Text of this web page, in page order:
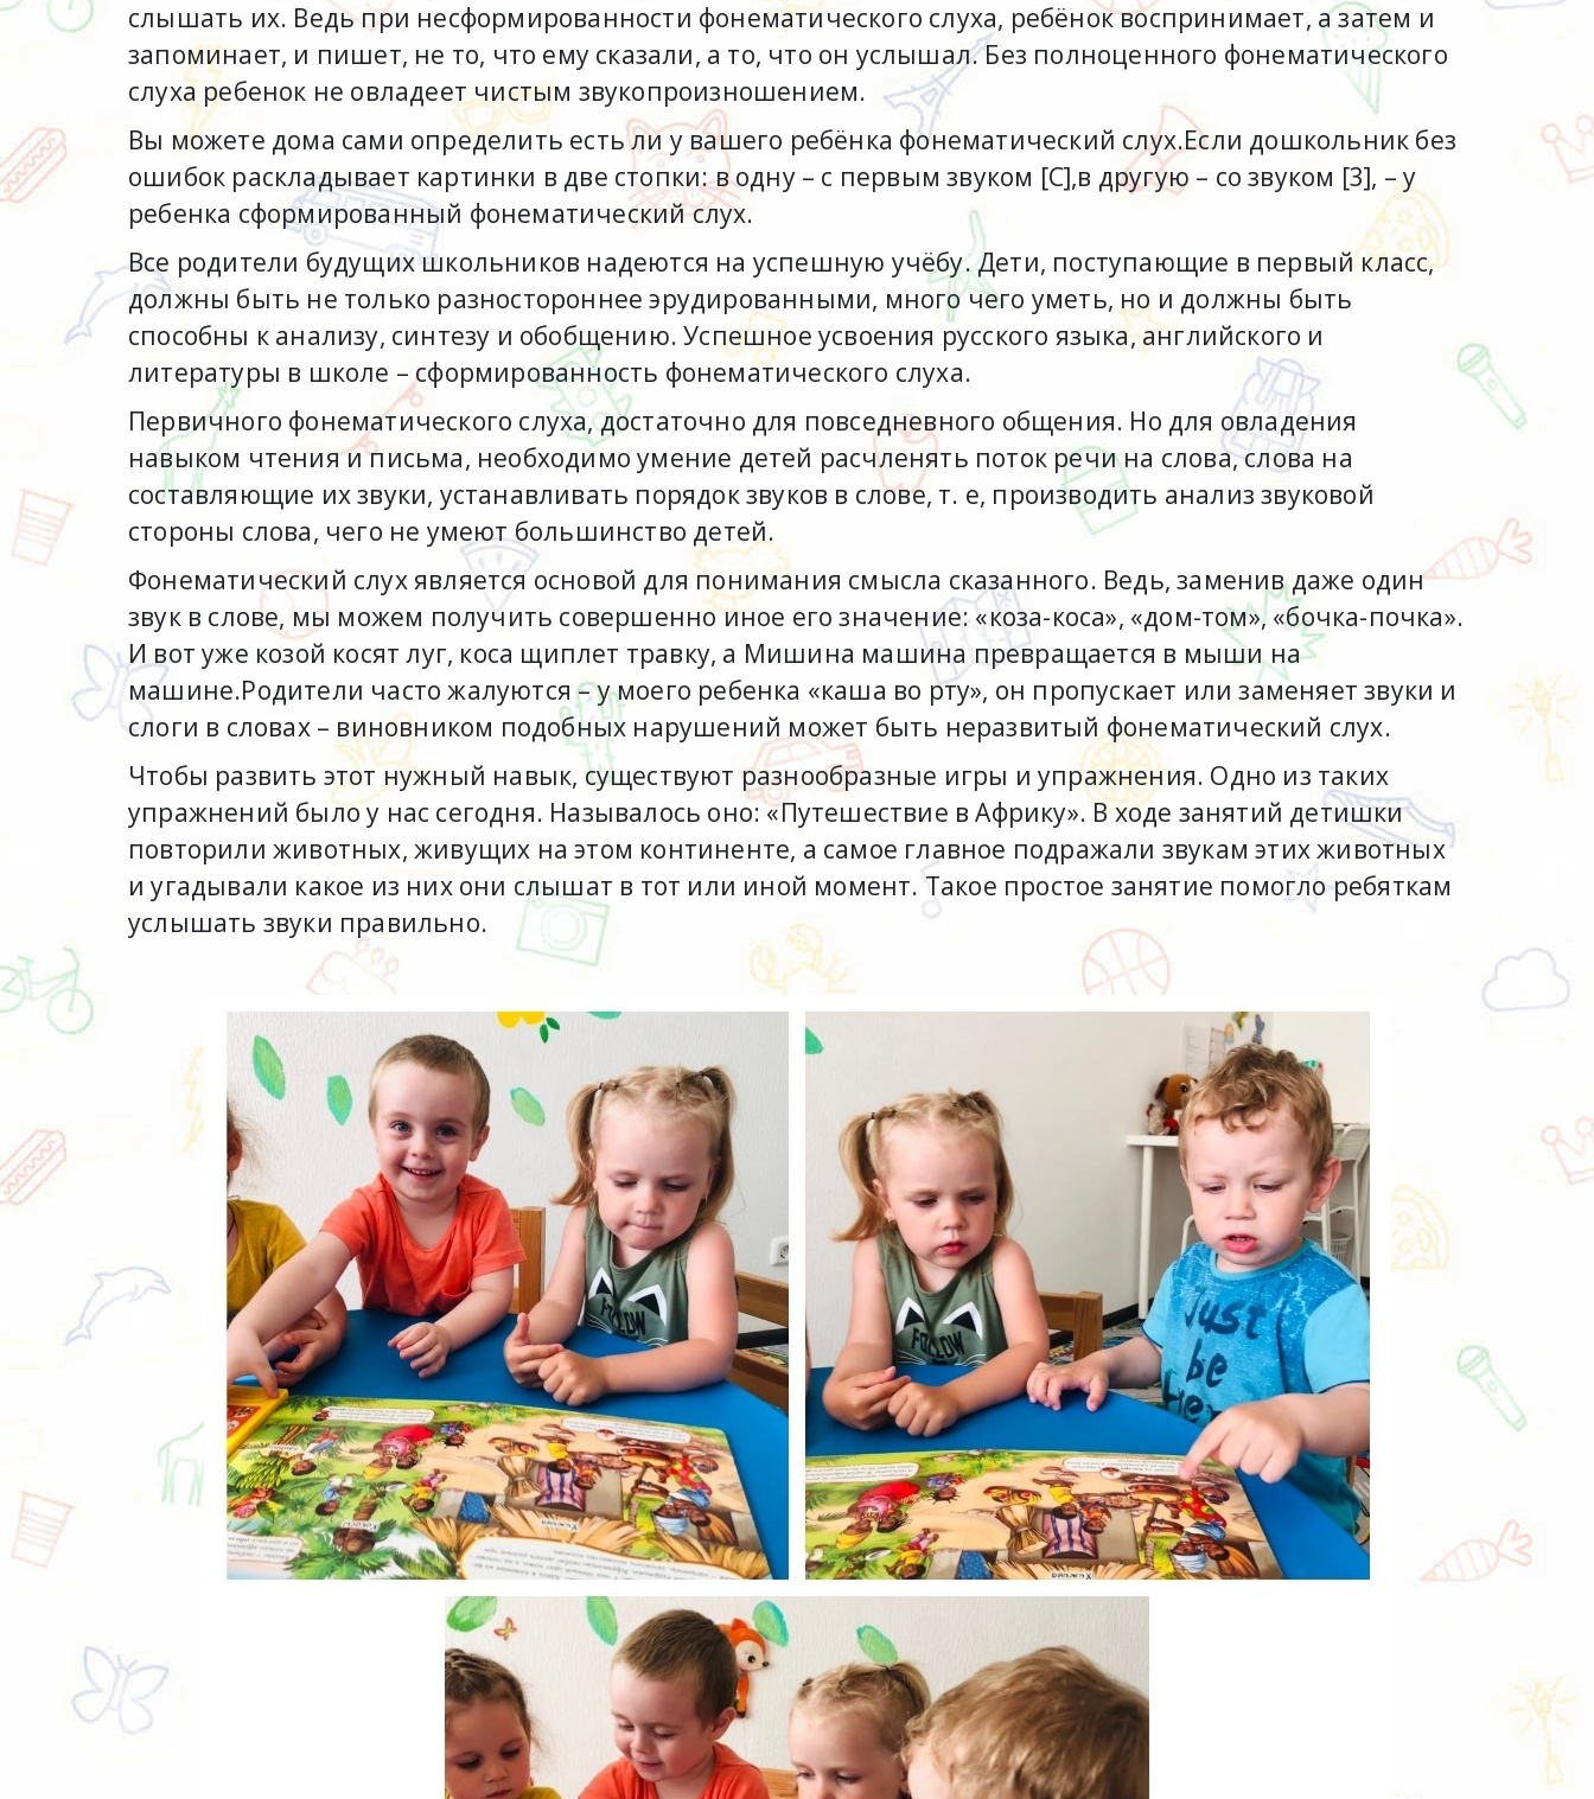
слышать их. Ведь при несформированности фонематического слуха, ребёнок воспринимает, а затем и
запоминает, и пишет, не то, что ему сказали, а то, что он услышал. Без полноценного фонематического
слуха ребенок не овладеет чистым звукопроизношением.
Вы можете дома сами определить есть ли у вашего ребёнка фонематический слух.Если дошкольник без
ошибок раскладывает картинки в две стопки: в одну – с первым звуком [С],в другую – со звуком [3], – у
ребенка сформированный фонематический слух.
Все родители будущих школьников надеются на успешную учёбу. Дети, поступающие в первый класс,
должны быть не только разностороннее эрудированными, много чего уметь, но и должны быть
способны к анализу, синтезу и обобщению. Успешное усвоения русского языка, английского и
литературы в школе – сформированность фонематического слуха.
Первичного фонематического слуха, достаточно для повседневного общения. Но для овладения
навыком чтения и письма, необходимо умение детей расчленять поток речи на слова, слова на
составляющие их звуки, устанавливать порядок звуков в слове, т. е, производить анализ звуковой
стороны слова, чего не умеют большинство детей.
Фонематический слух является основой для понимания смысла сказанного. Ведь, заменив даже один
звук в слове, мы можем получить совершенно иное его значение: «коза-коса», «дом-том», «бочка-почка».
И вот уже козой косят луг, коса щиплет травку, а Мишина машина превращается в мыши на
машине.Родители часто жалуются – у моего ребенка «каша во рту», он пропускает или заменяет звуки и
слоги в словах – виновником подобных нарушений может быть неразвитый фонематический слух.
Чтобы развить этот нужный навык, существуют разнообразные игры и упражнения. Одно из таких
упражнений было у нас сегодня. Называлось оно: «Путешествие в Африку». В ходе занятий детишки
повторили животных, живущих на этом континенте, а самое главное подражали звукам этих животных
и угадывали какое из них они слышат в тот или иной момент. Такое простое занятие помогло ребяткам
услышать звуки правильно.